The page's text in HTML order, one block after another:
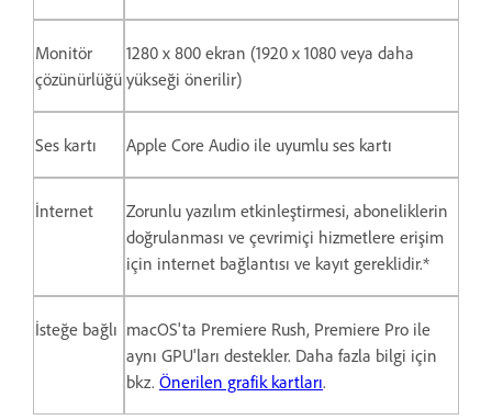
Monitör
çözünürlüğü
1280 x 800 ekran (1920 x 1080 veya daha
yükseği önerilir)
Ses kartı Apple Core Audio ile uyumlu ses kartı
İnternet
Zorunlu yazılım etkinleştirmesi, aboneliklerin
doğrulanması ve çevrimiçi hizmetlere erişim
için internet bağlantısı ve kayıt gereklidir.*
İsteğe bağlı macOS'ta Premiere Rush, Premiere Pro ile
aynı GPU'ları destekler. Daha fazla bilgi için
bkz. Önerilen grafik kartları.